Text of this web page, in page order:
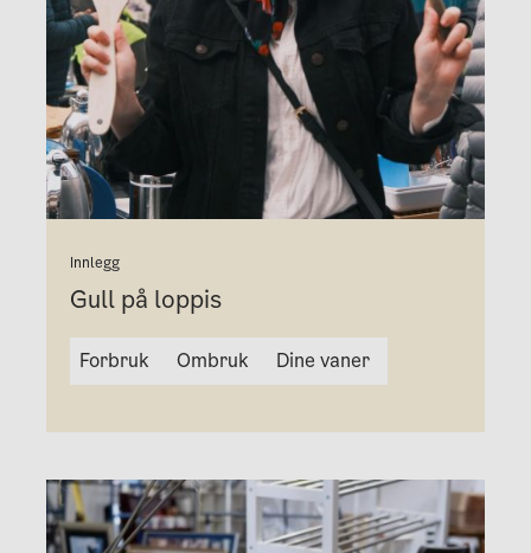
Innlegg
Gull på loppis
Forbruk Ombruk Dine vaner